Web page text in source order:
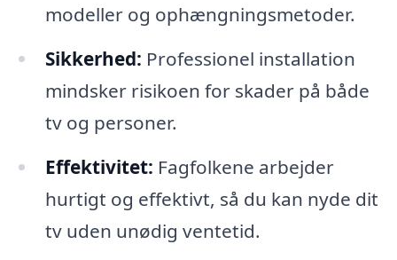
modeller og ophængningsmetoder.
Sikkerhed: Professionel installation
mindsker risikoen for skader på både
tv og personer.
Effektivitet: Fagfolkene arbejder
hurtigt og effektivt, så du kan nyde dit
tv uden unødig ventetid.